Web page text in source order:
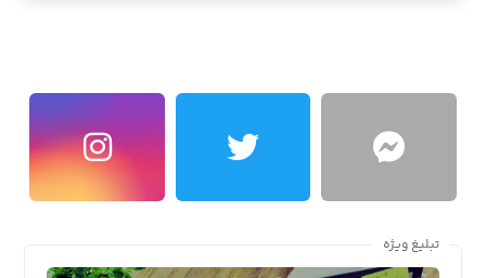
تبلیغ ویژه